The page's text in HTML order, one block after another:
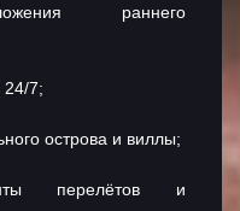
раннего
24/7;
острова и виллы;
перелётов и